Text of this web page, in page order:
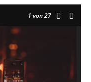
1 von 27